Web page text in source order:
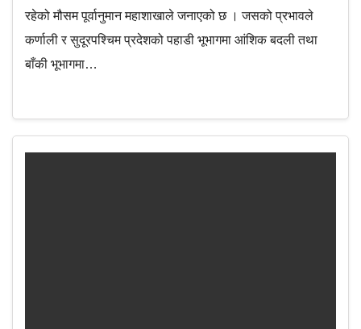
रहेको मौसम पूर्वानुमान महाशाखाले जनाएको छ । जसको प्रभावले
कर्णाली र सुदूरपश्चिम प्रदेशको पहाडी भूभागमा आंशिक बदली तथा
बाँकी भूभागमा…